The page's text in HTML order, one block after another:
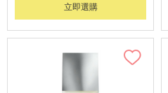
立即選購